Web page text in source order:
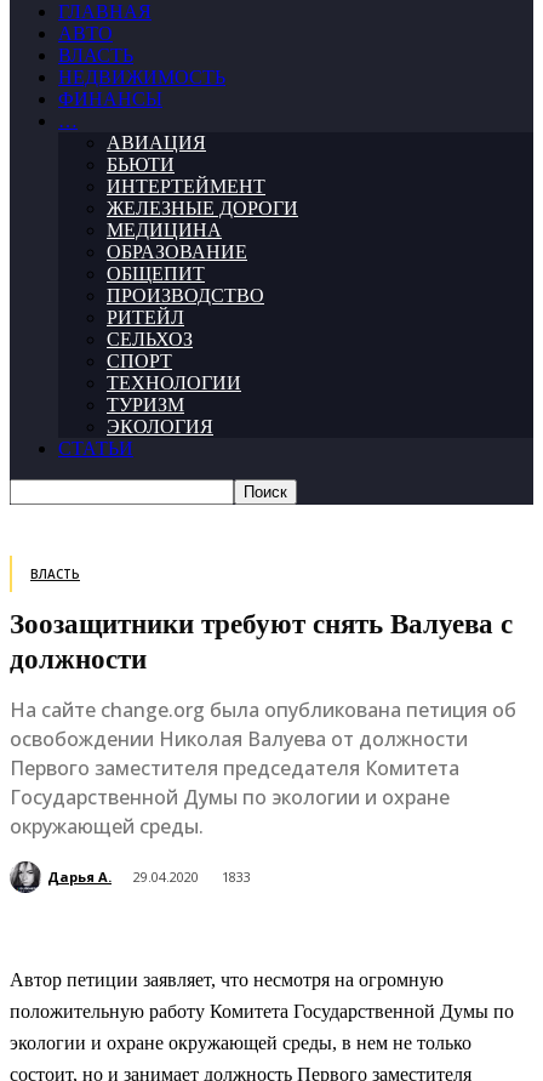
ГЛАВНАЯ
АВТО
ВЛАСТЬ
НЕДВИЖИМОСТЬ
ФИНАНСЫ
…
АВИАЦИЯ
БЬЮТИ
ИНТЕРТЕЙМЕНТ
ЖЕЛЕЗНЫЕ ДОРОГИ
МЕДИЦИНА
ОБРАЗОВАНИЕ
ОБЩЕПИТ
ПРОИЗВОДСТВО
РИТЕЙЛ
СЕЛЬХОЗ
СПОРТ
ТЕХНОЛОГИИ
ТУРИЗМ
ЭКОЛОГИЯ
СТАТЬИ
ВЛАСТЬ
Зоозащитники требуют снять Валуева с
должности
На сайте change.org была опубликована петиция об
освобождении Николая Валуева от должности
Первого заместителя председателя Комитета
Государственной Думы по экологии и охране
окружающей среды.
Дарья А. 29.04.2020 1833
Автор петиции заявляет, что несмотря на огромную
положительную работу Комитета Государственной Думы по
экологии и охране окружающей среды, в нем не только
состоит, но и занимает должность Первого заместителя